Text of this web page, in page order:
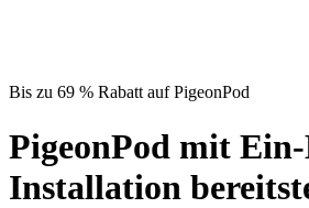
Bis zu 69 % Rabatt auf PigeonPod
PigeonPod mit
Installation